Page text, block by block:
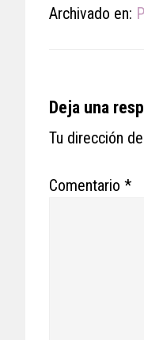
Archivado en:
Reader
Interactions
Deja una
Tu dirección
Comentario *